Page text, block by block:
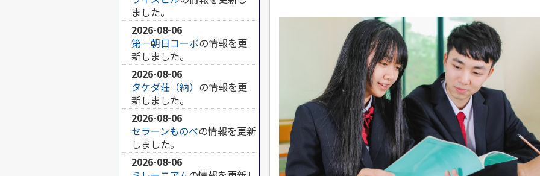
ました。
2026-08-06
第一朝日コーポの情報を更
新しました。
2026-08-06
タケダ荘（納） の情報を更
新しました。
2026-08-06
セラーンものべの情報を更新
しました。
2026-08-06